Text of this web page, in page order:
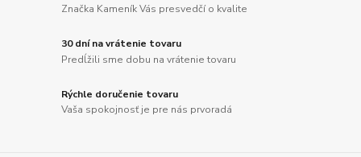
Značka Kameník Vás presvedčí o kvalite
30 dní na vrátenie tovaru
Predĺžili sme dobu na vrátenie tovaru
Rýchle doručenie tovaru
Vaša spokojnosť je pre nás prvoradá